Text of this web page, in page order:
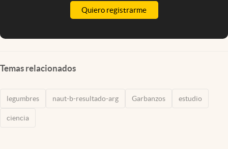
Quiero registrarme
Temas relacionados
legumbres naut-b-resultado-arg Garbanzos estudio
ciencia